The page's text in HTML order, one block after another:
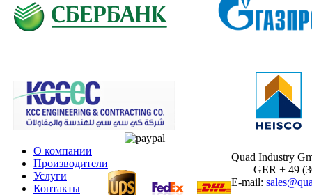
О компании
Производители
Услуги
Контакты
Quad Industry
GER + 49
E-mail: